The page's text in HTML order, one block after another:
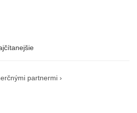
partnermi ›